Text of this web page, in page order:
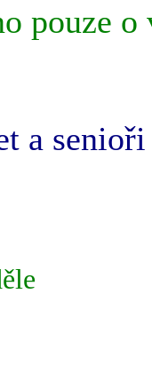
pouze o
a